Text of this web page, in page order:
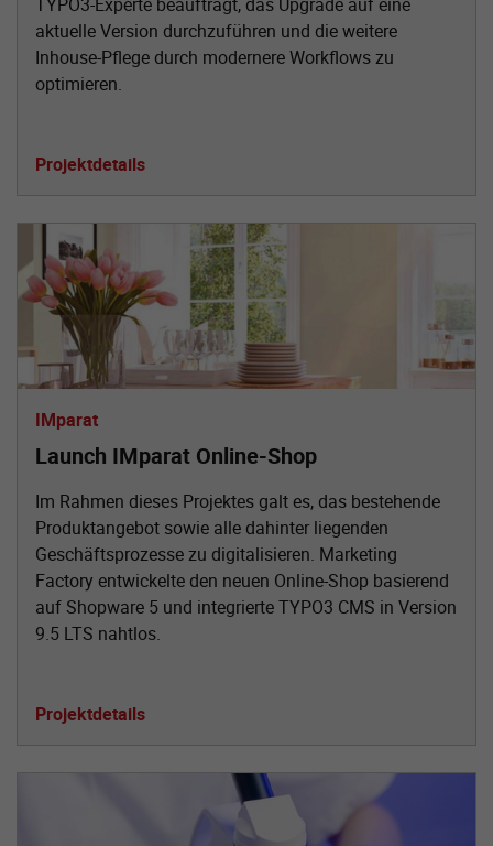
aktuelle Version durchzuführen und die weitere
Inhouse-Pflege durch modernere Workflows zu
optimieren.
Projektdetails
IMparat
Launch IMparat Online-Shop
Im Rahmen dieses Projektes galt es, das bestehende
Produktangebot sowie alle dahinter liegenden
Geschäftsprozesse zu digitalisieren. Marketing
Factory entwickelte den neuen Online-Shop basierend
auf Shopware 5 und integrierte TYPO3 CMS in Version
9.5 LTS nahtlos.
Projektdetails